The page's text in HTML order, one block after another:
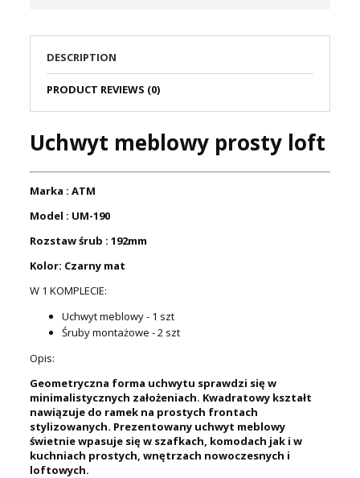
DESCRIPTION
PRODUCT REVIEWS (0)
Uchwyt meblowy prosty loft
Marka : ATM
Model : UM-190
Rozstaw śrub : 192mm
Kolor: Czarny mat
W 1 KOMPLECIE:
Uchwyt meblowy - 1 szt
Śruby montażowe - 2 szt
Opis:
Geometryczna forma uchwytu sprawdzi się w
minimalistycznych założeniach. Kwadratowy kształt
nawiązuje do ramek na prostych frontach
stylizowanych. Prezentowany uchwyt meblowy
świetnie wpasuje się w szafkach, komodach jak i w
kuchniach prostych, wnętrzach nowoczesnych i
loftowych.